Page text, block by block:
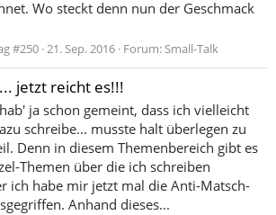
Wo steckt denn nun der Geschmack
#250 21. Sep. 2016 Forum:Small-Talk
jetzt reicht es!!!
ja schon gemeint, dass ich vielleicht
schreibe... musste halt überlegen zu
Denn in diesem Themenbereich gibt es
Themen über die ich schreiben
ich habe mir jetzt mal die Anti-Matsch-
Anhand dieses...